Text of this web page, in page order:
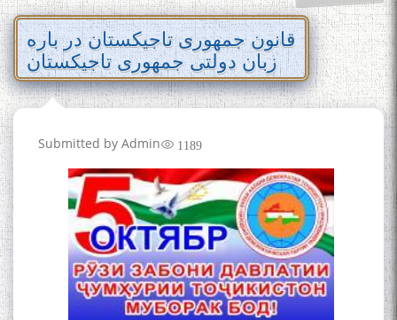
قانون جمهوری تاجیکستان در باره
زبان دولتی جمهوری تاجیکستان
Submitted by Admin 1189